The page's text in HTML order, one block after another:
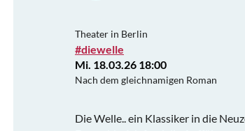
Theater in Berlin
#diewelle
Mi. 18.03.26 18:00
Nach dem gleichnamigen Roman
Die Welle.. ein Klassiker in die